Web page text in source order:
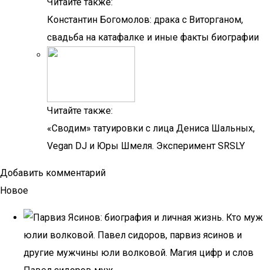
Константин Богомолов: драка с Виторганом,
свадьба на катафалке и иные факты биографии
Читайте также:
«Сводим» татуировки с лица Дениса Шальных,
Vegan DJ и Юры Шмеля. Эксперимент SRSLY
Добавить комментарий
Новое